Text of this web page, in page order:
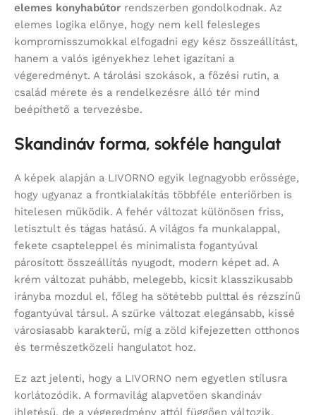
elemes konyhabútor rendszerben gondolkodnak. Az
elemes logika előnye, hogy nem kell felesleges
kompromisszumokkal elfogadni egy kész összeállítást,
hanem a valós igényekhez lehet igazítani a
végeredményt. A tárolási szokások, a főzési rutin, a
család mérete és a rendelkezésre álló tér mind
beépíthető a tervezésbe.
Skandináv forma, sokféle hangulat
A képek alapján a LIVORNO egyik legnagyobb erőssége,
hogy ugyanaz a frontkialakítás többféle enteriőrben is
hitelesen működik. A fehér változat különösen friss,
letisztult és tágas hatású. A világos fa munkalappal,
fekete csapteleppel és minimalista fogantyúval
párosított összeállítás nyugodt, modern képet ad. A
krém változat puhább, melegebb, kicsit klasszikusabb
irányba mozdul el, főleg ha sötétebb pulttal és rézszínű
fogantyúval társul. A szürke változat elegánsabb, kissé
városiasabb karakterű, míg a zöld kifejezetten otthonos
és természetközeli hangulatot hoz.
Ez azt jelenti, hogy a LIVORNO nem egyetlen stílusra
korlátozódik. A formavilág alapvetően skandináv
ihletésű, de a végeredmény attól függően változik,